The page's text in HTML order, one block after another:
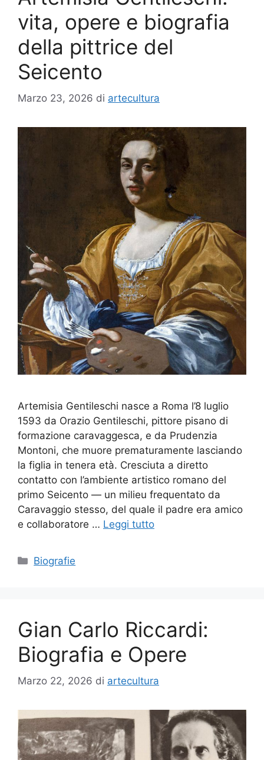
vita, opere e biografia
della pittrice del
Seicento
Marzo 23, 2026 di artecultura
Artemisia Gentileschi nasce a Roma l’8 luglio
1593 da Orazio Gentileschi, pittore pisano di
formazione caravaggesca, e da Prudenzia
Montoni, che muore prematuramente lasciando
la figlia in tenera età. Cresciuta a diretto
contatto con l’ambiente artistico romano del
primo Seicento — un milieu frequentato da
Caravaggio stesso, del quale il padre era amico
e collaboratore … Leggi tutto
Categorie
Biografie
Gian Carlo Riccardi:
Biografia e Opere
Marzo 22, 2026 di artecultura